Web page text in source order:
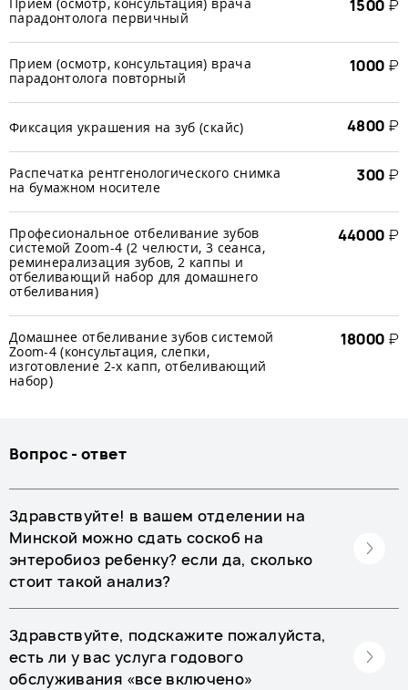
парадонтолога первичный
1500 ₽
Прием (осмотр, консультация) врача
парадонтолога повторный
1000 ₽
Фиксация украшения на зуб (скайс) 4800 ₽
Распечатка рентгенологического снимка
на бумажном носителе
300 ₽
Професиональное отбеливание зубов
системой Zoom-4 (2 челюсти, 3 сеанса,
реминерализация зубов, 2 каппы и
отбеливающий набор для домашнего
отбеливания)
44000 ₽
Домашнее отбеливание зубов системой
Zoom-4 (консультация, слепки,
изготовление 2-х капп, отбеливающий
набор)
18000 ₽
Вопрос - ответ
Здравствуйте! в вашем отделении на
Минской можно сдать соскоб на
энтеробиоз ребенку? если да, сколько
стоит такой анализ?
Здравствуйте, подскажите пожалуйста,
есть ли у вас услуга годового
обслуживания «все включено»